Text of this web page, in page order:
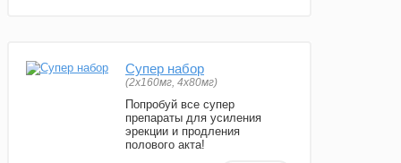
Супер набор
(2х160мг, 4х80мг)
Попробуй все супер
препараты для усиления
эрекции и продления
полового акта!